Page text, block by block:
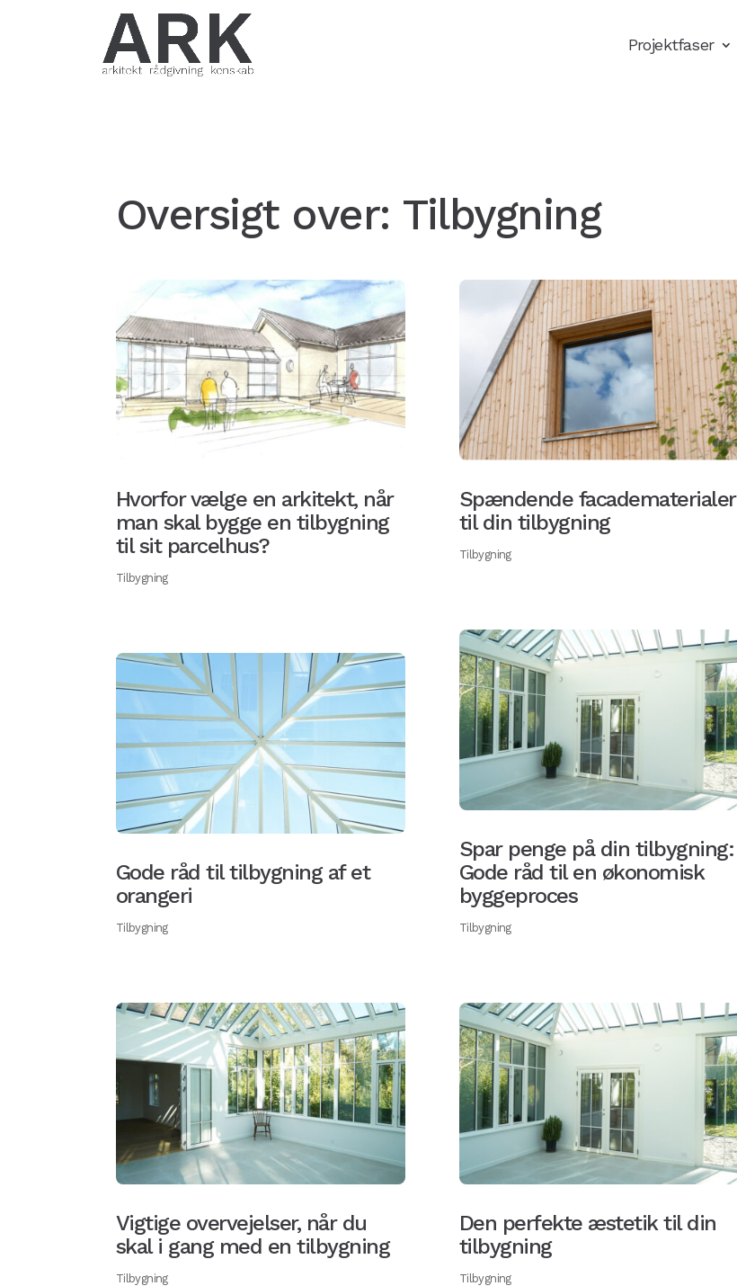
Projektfaser
Oversigt over: Tilbygning
Hvorfor vælge en arkitekt, når
man skal bygge en tilbygning
til sit parcelhus?
Tilbygning
Gode råd til tilbygning af et
orangeri
Tilbygning
Vigtige overvejelser, når du
skal i gang med en tilbygning
Tilbygning
Spændende facadematerialer
til din tilbygning
Tilbygning
Spar penge på din tilbygning:
Gode råd til en økonomisk
byggeproces
Tilbygning
Den perfekte æstetik til din
tilbygning
Tilbygning